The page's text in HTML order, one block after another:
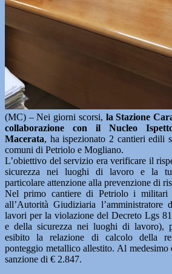
(MC) – Nei giorni scorsi, la Stazione
collaborazione con il Nucleo
Macerata, ha ispezionato 2 cantieri edili
comuni di Petriolo e Mogliano.
L’obiettivo del servizio era verificare il
sicurezza nei luoghi di lavoro e la
particolare attenzione alla prevenzione di
Nel primo cantiere di Petriolo i militari
all’Autorità Giudiziaria l’amministratore
lavori per la violazione del Decreto Lgs
e della sicurezza nei luoghi di lavoro),
esibito la relazione di calcolo della
ponteggio metallico allestito. Al medesimo
sanzione di € 2.847.